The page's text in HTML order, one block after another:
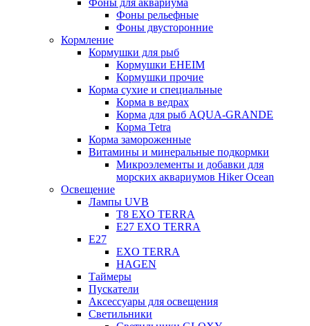
Фоны для аквариума
Фоны рельефные
Фоны двусторонние
Кормление
Кормушки для рыб
Кормушки EHEIM
Кормушки прочие
Корма сухие и специальные
Корма в ведрах
Корма для рыб AQUA-GRANDE
Корма Tetra
Корма замороженные
Витамины и минеральные подкормки
Микроэлементы и добавки для
морских аквариумов Hiker Ocean
Освещение
Лампы UVB
Т8 EXO TERRA
Е27 EXO TERRA
Е27
EXO TERRA
HAGEN
Таймеры
Пускатели
Аксессуары для освещения
Светильники